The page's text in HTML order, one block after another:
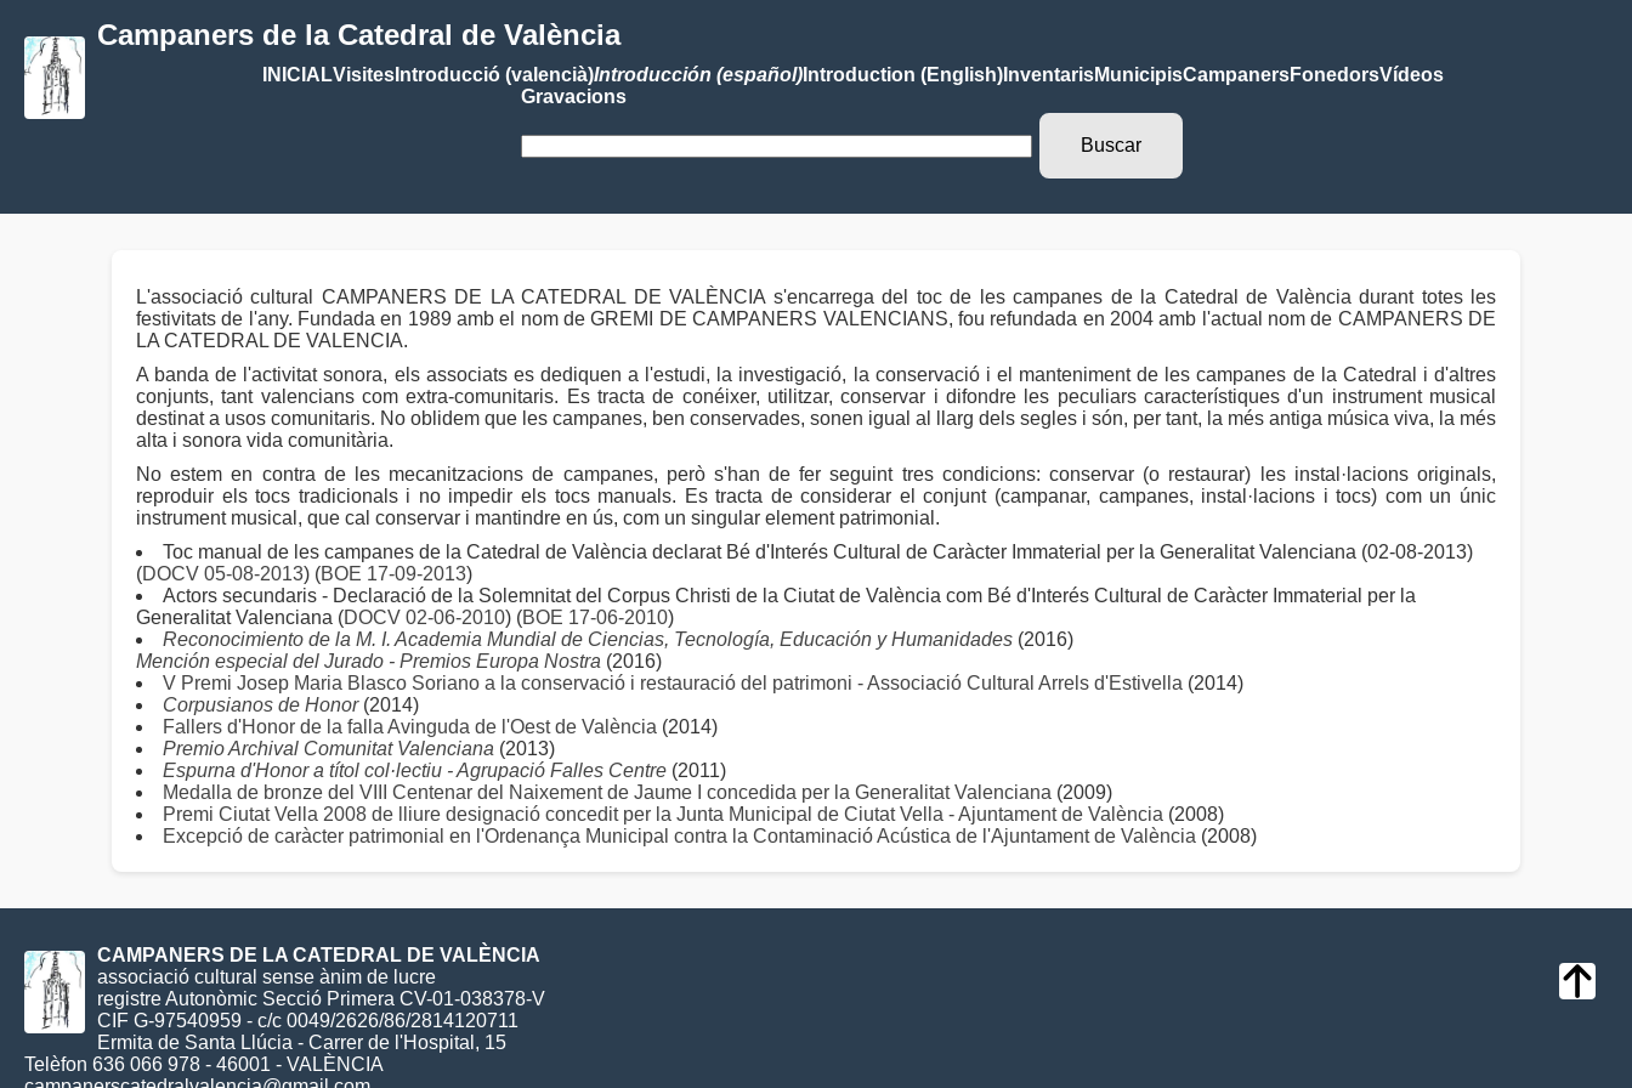
Campaners de la Catedral de València
INICIALVisitesIntroducció (valencià)Introducción (español)Introduction (English)InventarisMunicipisCampanersFonedorsVídeos
Gravacions
L'associació cultural CAMPANERS DE LA CATEDRAL DE VALÈNCIA s'encarrega del toc de les campanes de la Catedral de València durant totes les
festivitats de l'any. Fundada en 1989 amb el nom de GREMI DE CAMPANERS VALENCIANS, fou refundada en 2004 amb l'actual nom de CAMPANERS DE
LA CATEDRAL DE VALENCIA.
A banda de l'activitat sonora, els associats es dediquen a l'estudi, la investigació, la conservació i el manteniment de les campanes de la Catedral i d'altres
conjunts, tant valencians com extra-comunitaris. Es tracta de conéixer, utilitzar, conservar i difondre les peculiars característiques d'un instrument musical
destinat a usos comunitaris. No oblidem que les campanes, ben conservades, sonen igual al llarg dels segles i són, per tant, la més antiga música viva, la més
alta i sonora vida comunitària.
No estem en contra de les mecanitzacions de campanes, però s'han de fer seguint tres condicions: conservar (o restaurar) les instal·lacions originals,
reproduir els tocs tradicionals i no impedir els tocs manuals. Es tracta de considerar el conjunt (campanar, campanes, instal·lacions i tocs) com un únic
instrument musical, que cal conservar i mantindre en ús, com un singular element patrimonial.
Toc manual de les campanes de la Catedral de València declarat Bé d'Interés Cultural de Caràcter Immaterial per la Generalitat Valenciana (02-08-2013)
(DOCV 05-08-2013) (BOE 17-09-2013)
Actors secundaris - Declaració de la Solemnitat del Corpus Christi de la Ciutat de València com Bé d'Interés Cultural de Caràcter Immaterial per la
Generalitat Valenciana (DOCV 02-06-2010) (BOE 17-06-2010)
Reconocimiento de la M. I. Academia Mundial de Ciencias, Tecnología, Educación y Humanidades (2016)
Mención especial del Jurado - Premios Europa Nostra (2016)
V Premi Josep Maria Blasco Soriano a la conservació i restauració del patrimoni - Associació Cultural Arrels d'Estivella (2014)
Corpusianos de Honor(2014)
Fallers d'Honor de la falla Avinguda de l'Oest de València (2014)
Premio Archival Comunitat Valenciana (2013)
Espurna d'Honor a títol col·lectiu - Agrupació Falles Centre (2011)
Medalla de bronze del VIII Centenar del Naixement de Jaume I concedida per la Generalitat Valenciana (2009)
Premi Ciutat Vella 2008 de lliure designació concedit per la Junta Municipal de Ciutat Vella - Ajuntament de València (2008)
Excepció de caràcter patrimonial en l'Ordenança Municipal contra la Contaminació Acústica de l'Ajuntament de València (2008)
CAMPANERS DE LA CATEDRAL DE VALÈNCIA
associació cultural sense ànim de lucre
registre Autonòmic Secció Primera CV-01-038378-V
CIF G-97540959 - c/c 0049/2626/86/2814120711
Ermita de Santa Llúcia - Carrer de l'Hospital, 15
Telèfon 636 066 978 - 46001 - VALÈNCIA